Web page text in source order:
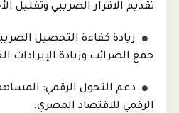
تقديم الاقرار الضريبي وتقليل
زيادة كفاءة التحصيل
جمع الضرائب وزيادة الإيرادات
دعم التحول الرقمي:
الرقمي للاقتصاد المصري.